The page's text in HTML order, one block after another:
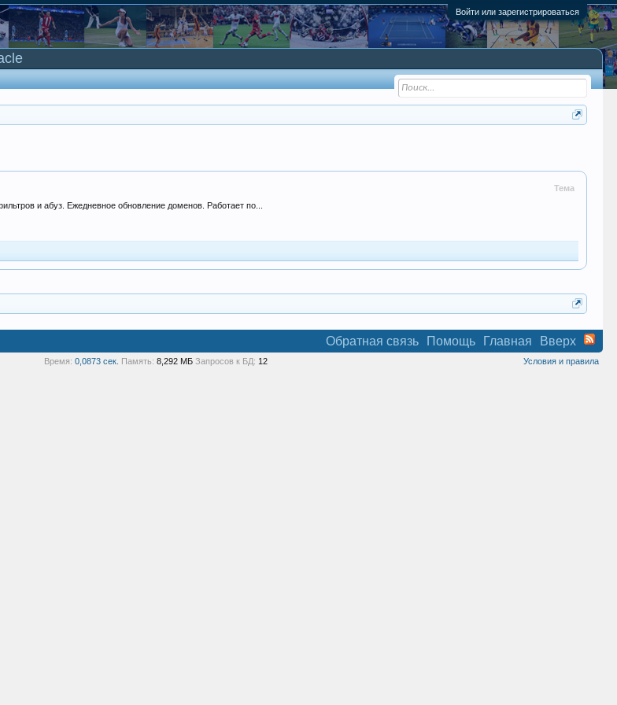
Войти или зарегистрироваться
Тема
и абуз. Ежедневное обновление доменов. Работает по...
Обратная связь Помощь Главная Вверх
Условия и правила
Время: 0,0873 сек. Память: 8,292 МБ Запросов к БД: 12